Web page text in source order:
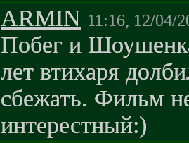
ARMIN 11:16, 12/04/
Побег и
лет втихаря
сбежать. Фильм
интерестный:)